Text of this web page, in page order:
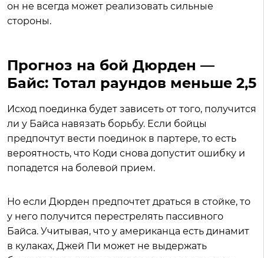
он не всегда может реализовать сильные
стороны.
Прогноз на бой Дюрден —
Байс: Тотал раундов меньше 2,5
Исход поединка будет зависеть от того, получится
ли у Байса навязать борьбу. Если бойцы
предпочтут вести поединок в партере, то есть
вероятность, что Коди снова допустит ошибку и
попадется на болевой прием.
Но если Дюрден предпочтет драться в стойке, то
у него получится перестрелять пассивного
Байса. Учитывая, что у американца есть динамит
в кулаках, Джей Пи может не выдержать